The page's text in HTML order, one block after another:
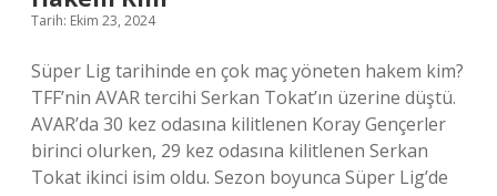
Tarih: Ekim 23, 2024
Süper Lig tarihinde en çok maç yöneten hakem kim?
TFF’nin AVAR tercihi Serkan Tokat’ın üzerine düştü.
AVAR’da 30 kez odasına kilitlenen Koray Gençerler
birinci olurken, 29 kez odasına kilitlenen Serkan
Tokat ikinci isim oldu. Sezon boyunca Süper Lig’de